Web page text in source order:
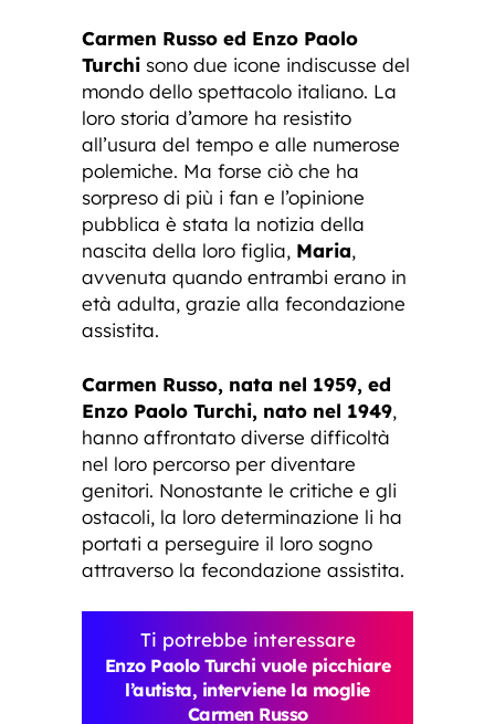
Carmen Russo ed Enzo Paolo
Turchi sono due icone indiscusse del
mondo dello spettacolo italiano. La
loro storia d’amore ha resistito
all’usura del tempo e alle numerose
polemiche. Ma forse ciò che ha
sorpreso di più i fan e l’opinione
pubblica è stata la notizia della
nascita della loro figlia, Maria,
avvenuta quando entrambi erano in
età adulta, grazie alla fecondazione
assistita.
Carmen Russo, nata nel 1959, ed
Enzo Paolo Turchi, nato nel 1949,
hanno affrontato diverse difficoltà
nel loro percorso per diventare
genitori. Nonostante le critiche e gli
ostacoli, la loro determinazione li ha
portati a perseguire il loro sogno
attraverso la fecondazione assistita.
Ti potrebbe interessare
Enzo Paolo Turchi vuole picchiare
l’autista, interviene la moglie
Carmen Russo